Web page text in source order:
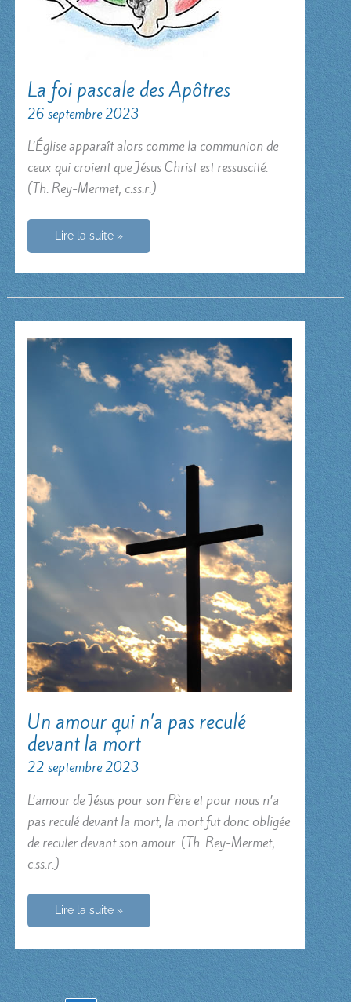
La foi pascale des Apôtres
26 septembre 2023
L’Église apparaît alors comme la communion de
ceux qui croient que Jésus Christ est ressuscité.
(Th. Rey-Mermet, c.ss.r.)
La
pascale
Apôtres
Lire la suite »
Un amour qui n’a pas reculé
devant la mort
22 septembre 2023
L’amour de Jésus pour son Père et pour nous n’a
pas reculé devant la mort; la mort fut donc obligée
de reculer devant son amour. (Th. Rey-Mermet,
c.ss.r.)
Un
qui
pas
reculé
devant
la
mort
Lire la suite »